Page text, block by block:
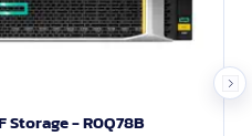
Storage - R0Q78B